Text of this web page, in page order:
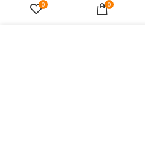
04-501 Warszawa, ul. Płowiecka 42
0 0